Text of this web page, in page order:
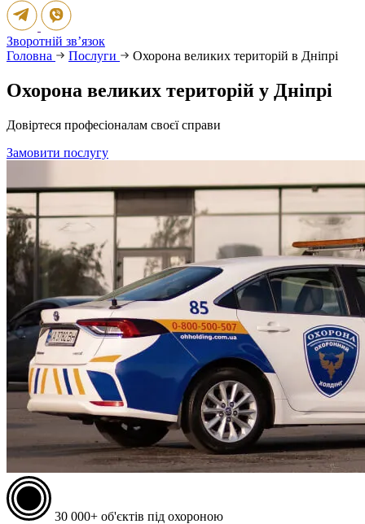
Зворотній зв’язок
Головна
Послуги Охорона великих територій в Дніпрі
Охорона великих територій у Дніпрі
Довіртеся професіоналам своєї справи
Замовити послугу
30 000+ об'єктів під охороною